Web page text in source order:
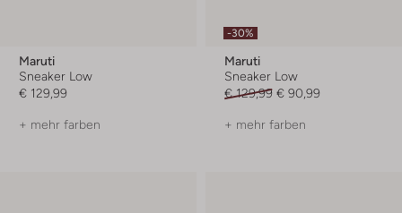
Maruti
Sneaker Low
€ 129,99
+ mehr farben
-30%
Maruti
Sneaker Low
€ 129,99 € 90,99
+ mehr farben